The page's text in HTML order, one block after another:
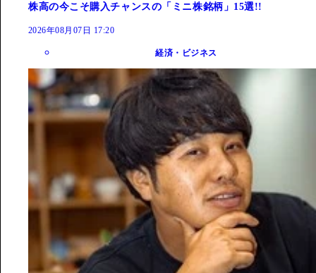
株高の今こそ購入チャンスの「ミニ株銘柄」15選!!
2026年08月07日 17:20
経済・ビジネス